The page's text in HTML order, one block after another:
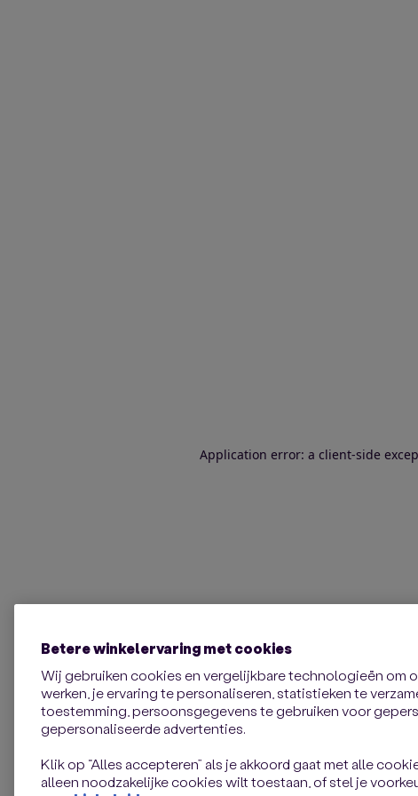
Application error: a client-side
Betere winkelervaring met cookies
Wij gebruiken cookies en vergelijkbare technologieën om
werken, je ervaring te personaliseren, statistieken te
toestemming, persoonsgegevens te gebruiken voor
gepersonaliseerde advertenties.
Klik op “Alles accepteren” als je akkoord gaat met alle
alleen noodzakelijke cookies wilt toestaan, of stel je